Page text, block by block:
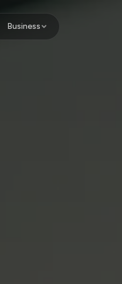
Business